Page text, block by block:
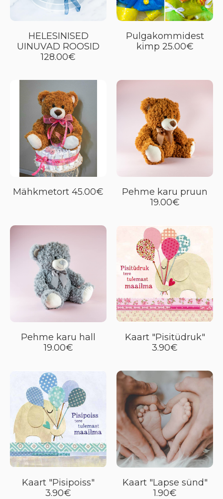
HELESINISED
UINUVAD ROOSID
128.00€
Pulgakommidest
kimp 25.00€
Mähkmetort 45.00€
Pehme karu pruun
19.00€
Pehme karu hall
19.00€
Kaart "Pisitüdruk"
3.90€
Kaart "Pisipoiss"
3.90€
Kaart "Lapse sünd"
1.90€